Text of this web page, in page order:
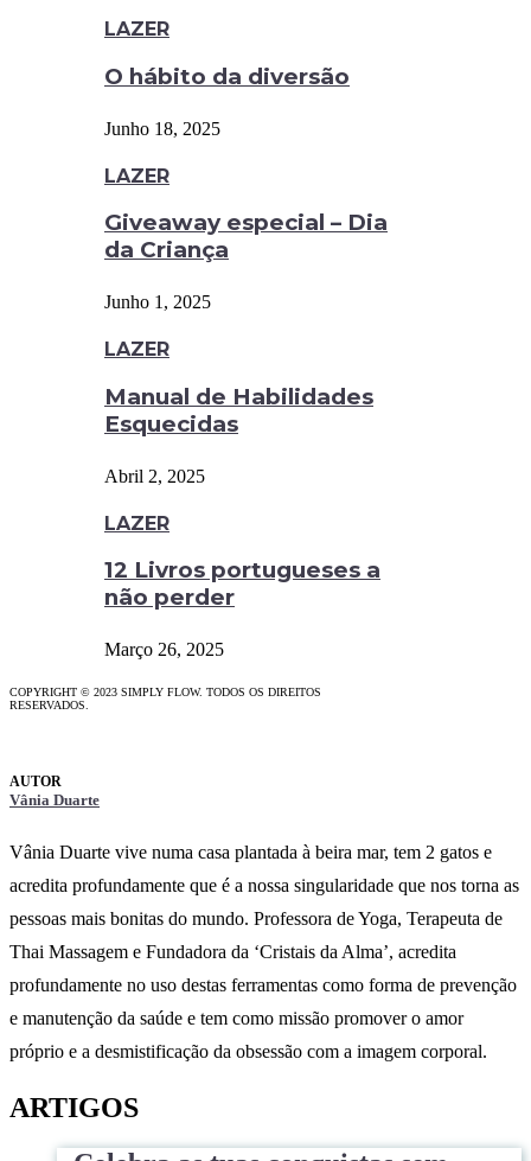
LAZER
O hábito da diversão
Junho 18, 2025
LAZER
Giveaway especial – Dia
da Criança
Junho 1, 2025
LAZER
Manual de Habilidades
Esquecidas
Abril 2, 2025
LAZER
12 Livros portugueses a
não perder
Março 26, 2025
COPYRIGHT © 2023 SIMPLY FLOW. TODOS OS DIREITOS
RESERVADOS.
Vânia Duarte
Vânia Duarte vive numa casa plantada à beira mar, tem 2 gatos e
acredita profundamente que é a nossa singularidade que nos torna as
pessoas mais bonitas do mundo. Professora de Yoga, Terapeuta de
Thai Massagem e Fundadora da ‘Cristais da Alma’, acredita
profundamente no uso destas ferramentas como forma de prevenção
e manutenção da saúde e tem como missão promover o amor
próprio e a desmistificação da obsessão com a imagem corporal.
ARTIGOS